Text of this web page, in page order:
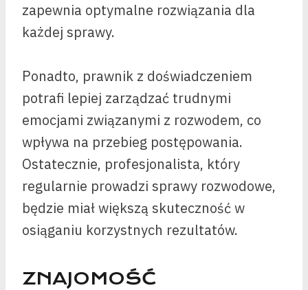
zapewnia optymalne rozwiązania dla
każdej sprawy.
Ponadto, prawnik z doświadczeniem
potrafi lepiej zarządzać trudnymi
emocjami związanymi z rozwodem, co
wpływa na przebieg postępowania.
Ostatecznie, profesjonalista, który
regularnie prowadzi sprawy rozwodowe,
będzie miał większą skuteczność w
osiąganiu korzystnych rezultatów.
ZNAJOMOŚĆ